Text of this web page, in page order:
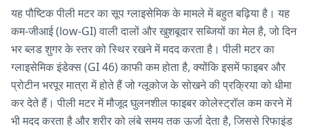
यह पौष्टिक पीली मटर का सूप ग्लाइसेमिक के मामले में बहुत बढ़िया है। यह
कम-जीआई (low-GI) वाली दालों और खुशबूदार सब्जियों का मेल है, जो दिन
भर ब्लड शुगर के स्तर को स्थिर रखने में मदद करता है। पीली मटर का
ग्लाइसेमिक इंडेक्स (GI 46) काफी कम होता है, क्योंकि इसमें फाइबर और
प्रोटीन भरपूर मात्रा में होते हैं जो ग्लूकोज के सोखने की प्रक्रिया को धीमा
कर देते हैं। पीली मटर में मौजूद घुलनशील फाइबर कोलेस्ट्रॉल कम करने में
भी मदद करता है और शरीर को लंबे समय तक ऊर्जा देता है, जिससे रिफाइंड